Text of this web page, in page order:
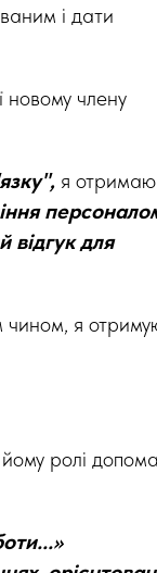
і дати
новому члену
я отримаю
відгук для
чином, я
ролі